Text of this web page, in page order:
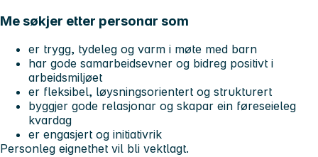
Me søkjer etter personar som
er trygg, tydeleg og varm i møte med barn
har gode samarbeidsevner og bidreg positivt i
arbeidsmiljøet
er fleksibel, løysningsorientert og strukturert
byggjer gode relasjonar og skapar ein føreseieleg
kvardag
er engasjert og initiativrik
Personleg eignethet vil bli vektlagt.